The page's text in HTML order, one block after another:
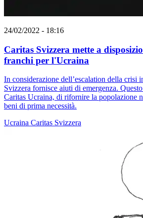
24/02/2022 - 18:16
Caritas Svizzera mette a
franchi per l'Ucraina
In considerazione dell’escalation della crisi
Svizzera fornisce aiuti di emergenza.
Caritas Ucraina, di rifornire la popolazione
beni di prima necessità.
Ucraina Caritas Svizzera